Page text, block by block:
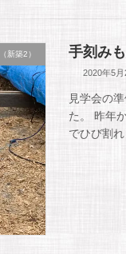
新築2） 手刻み
2020年5月
見学会の
た。 昨年
でひび割